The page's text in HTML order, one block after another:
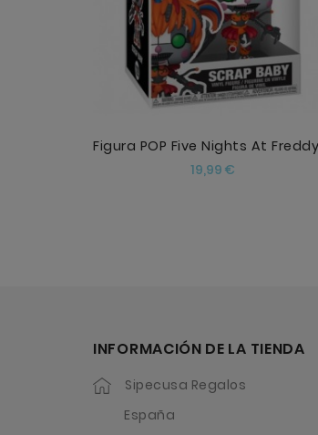
19,99 €
INFORMACIÓN DE LA TIENDA
Sipecusa Regalos
España